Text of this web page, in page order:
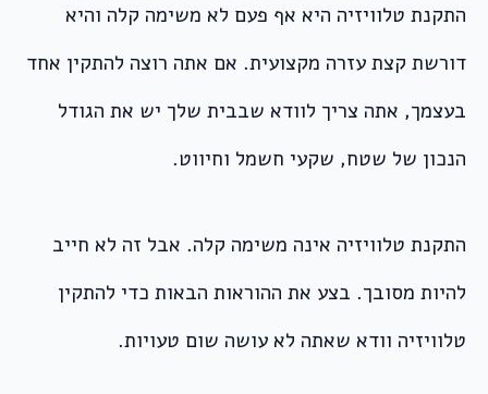
התקנת טלוויזיה היא אף פעם לא משימה קלה והיא
דורשת קצת עזרה מקצועית. אם אתה רוצה להתקין אחד
בעצמך, אתה צריך לוודא שבבית שלך יש את הגודל
הנכון של שטח, שקעי חשמל וחיווט.
התקנת טלוויזיה אינה משימה קלה. אבל זה לא חייב
להיות מסובך. בצע את ההוראות הבאות כדי להתקין
טלוויזיה וודא שאתה לא עושה שום טעויות.